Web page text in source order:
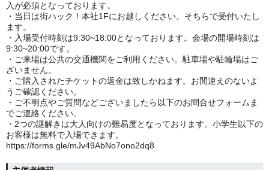
入が必須となっております。
・当日は街ハック！本社1Fにお越しください。そちらで受付いたし
ます。
・入場受付時刻は9:30~18:00となっております。会場の開場時刻は
9:30~20:00です。
・ご来場は公共の交通機関をご利用ください。駐車場や駐輪場はご
ざいません。
・ご購入されたチケットの返金は致しかねます。お間違えのないよ
うご確認ください。
・ご不明点やご質問などございましたら以下のお問合せフォームま
でご連絡ください。
・2つの謎解きは大人向けの難易度となっております。小学生以下の
お客様は無料で入場できます。
https://forms.gle/mJv49AbNo7ono2dq8